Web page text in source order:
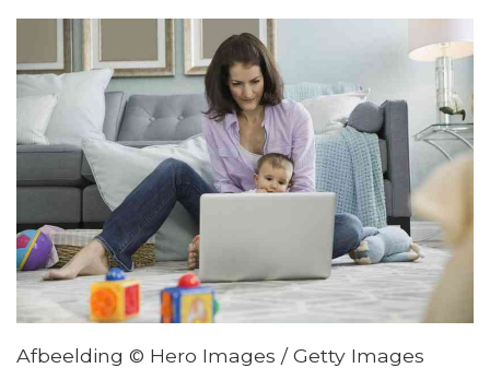
Afbeelding © Hero Images / Getty Images